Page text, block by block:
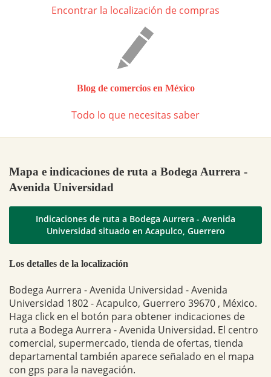
Encontrar la localización de compras
Blog de comercios en México
Todo lo que necesitas saber
Mapa e indicaciones de ruta a Bodega Aurrera -
Avenida Universidad
Indicaciones de ruta a Bodega Aurrera - Avenida
Universidad situado en Acapulco, Guerrero
Los detalles de la localización
Bodega Aurrera - Avenida Universidad - Avenida
Universidad 1802 - Acapulco, Guerrero 39670 , México.
Haga click en el botón para obtener indicaciones de
ruta a Bodega Aurrera - Avenida Universidad. El centro
comercial, supermercado, tienda de ofertas, tienda
departamental también aparece señalado en el mapa
con gps para la navegación.